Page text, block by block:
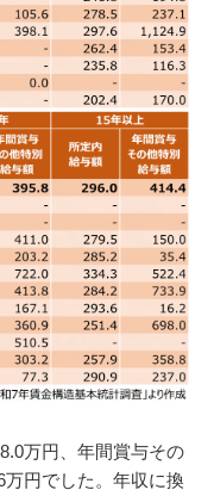
万円、年間賞与その
円でした。年収に換